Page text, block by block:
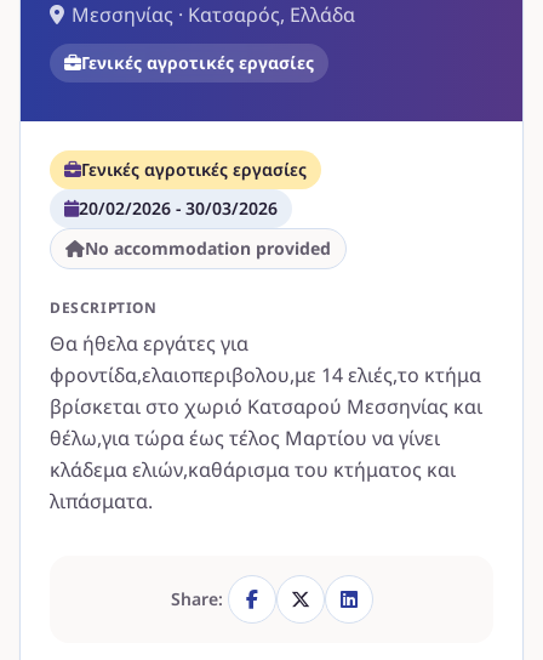
Μεσσηνίας · Κατσαρός, Ελλάδα
Γενικές αγροτικές εργασίες
Γενικές αγροτικές εργασίες
20/02/2026 - 30/03/2026
No accommodation provided
DESCRIPTION
Θα ήθελα εργάτες για
φροντίδα,ελαιοπεριβολου,με 14 ελιές,το κτήμα
βρίσκεται στο χωριό Κατσαρού Μεσσηνίας και
θέλω,για τώρα έως τέλος Μαρτίου να γίνει
κλάδεμα ελιών,καθάρισμα του κτήματος και
λιπάσματα.
Share: